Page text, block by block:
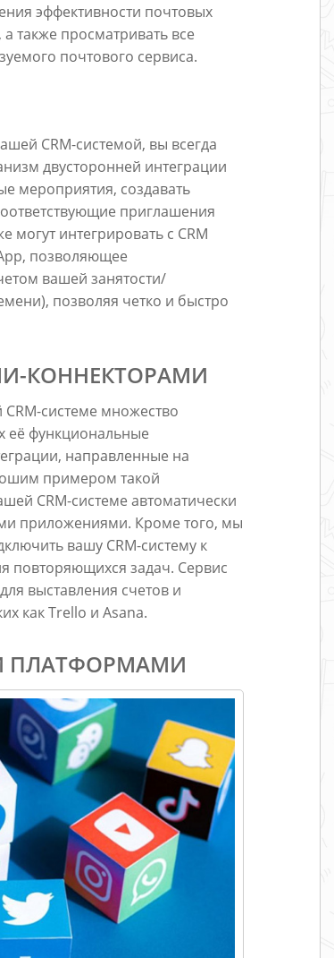
эффективности почтовых
также просматривать все
почтового сервиса.
CRM-системой, вы всегда
двусторонней интеграции
мероприятия, создавать
приглашения
могут интегрировать с CRM
позволяющее
вашей занятости/
позволяя четко и быстро
КОННЕКТОРАМИ
системе множество
её функциональные
направленные на
примером такой
CRM-системе автоматически
приложениями. Кроме того, мы
вашу CRM-систему к
повторяющихся задач. Сервис
выставления счетов и
как Trello и Asana.
ПЛАТФОРМАМИ